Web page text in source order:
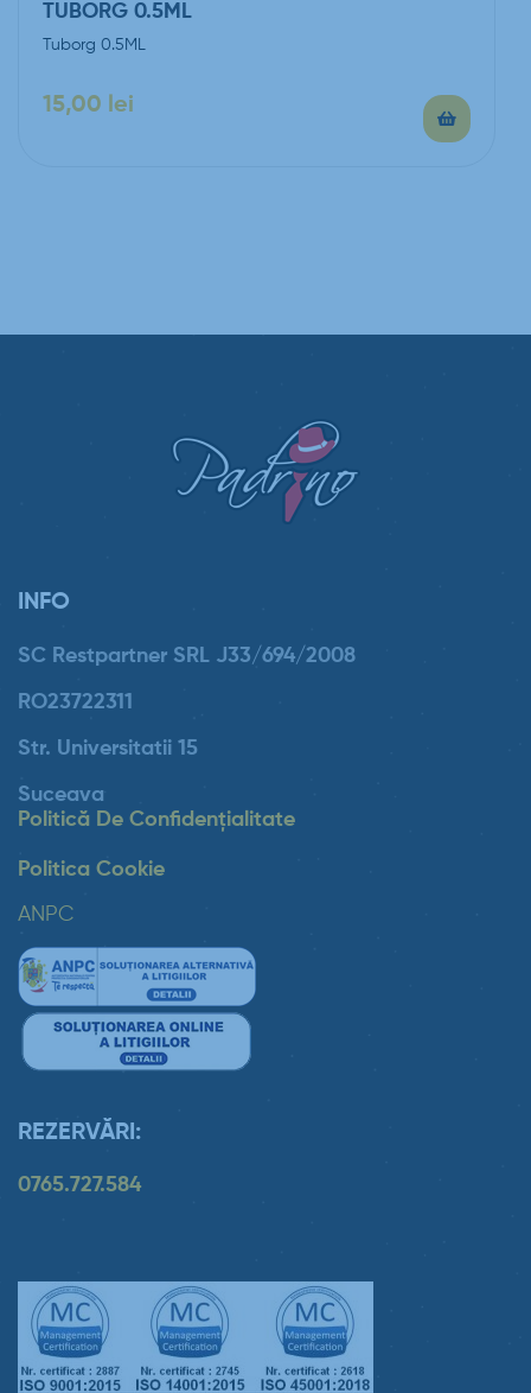
TUBORG 0.5ML
Tuborg 0.5ML
15,00 lei
INFO
SC Restpartner SRL J33/694/2008
RO23722311
Str. Universitatii 15
Suceava
Politică De Confidențialitate
Politica Cookie
ANPC
REZERVĂRI:
0765.727.584